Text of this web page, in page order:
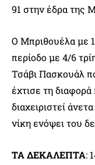
91 στην έδρα της
Ο Μπριθουέλα με
περίοδο με 4/6
Τσάβι Πασκουάλ
έχτισε τη διαφορά
διαχειριστεί
νίκη ενόψει του
ΤΑ ΔΕΚΑΛΕΠΤΑ: